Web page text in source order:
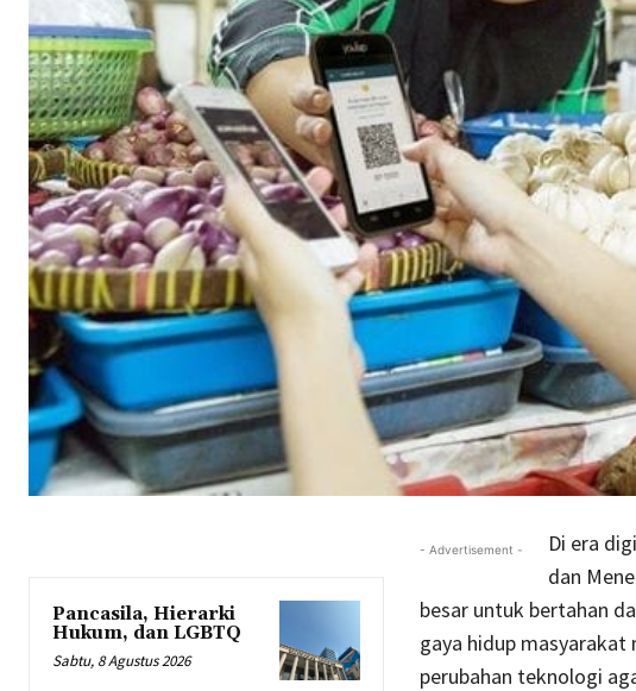
Pancasila, Hierarki
Hukum, dan LGBTQ
Sabtu, 8 Agustus 2026
- Advertisement -
Di era
dan
besar untuk bertahan
gaya hidup
perubahan teknologi